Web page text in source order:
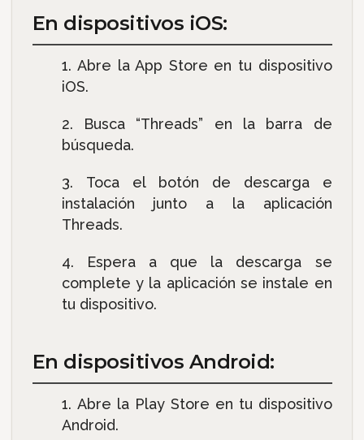
En dispositivos iOS:
Abre la App Store en tu dispositivo
iOS.
Busca “Threads” en la barra de
búsqueda.
Toca el botón de descarga e
instalación junto a la aplicación
Threads.
Espera a que la descarga se
complete y la aplicación se instale en
tu dispositivo.
En dispositivos Android:
Abre la Play Store en tu dispositivo
Android.